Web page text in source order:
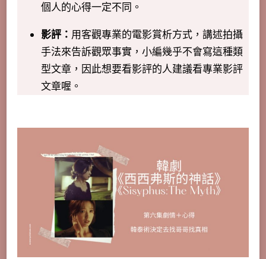
個人的心得一定不同。
影評： 用客觀專業的電影賞析方式，講述拍攝
手法來告訴觀眾事實，小編幾乎不會寫這種類
型文章，因此想要看影評的人建議看專業影評
文章喔。